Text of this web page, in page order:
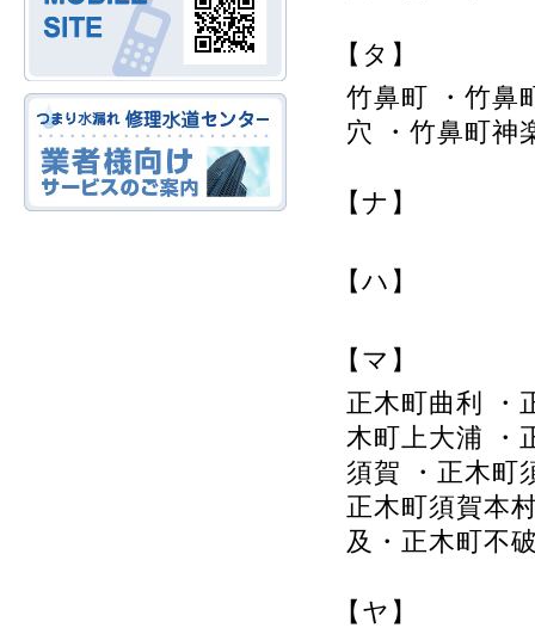
【タ】
竹鼻町 ・竹鼻
穴 ・竹鼻町神
【ナ】
【ハ】
【マ】
正木町曲利 ・
木町上大浦 ・
須賀 ・正木町
正木町須賀本
及・正木町不
【ヤ】